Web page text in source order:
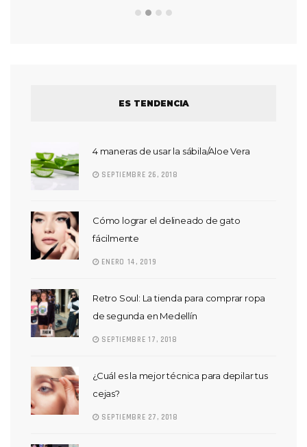
ES TENDENCIA
4 maneras de usar la sábila/Aloe Vera
SEPTIEMBRE 26, 2018
Cómo lograr el delineado de gato
fácilmente
ENERO 14, 2019
Retro Soul: La tienda para comprar ropa
de segunda en Medellín
SEPTIEMBRE 17, 2018
¿Cuál es la mejor técnica para depilar tus
cejas?
SEPTIEMBRE 27, 2018